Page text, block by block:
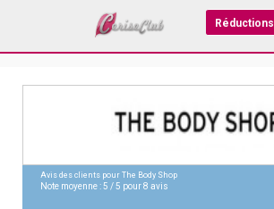
Réductions
Avis des clients pour The Body Shop
Note moyenne :5 /5 pour8 avis